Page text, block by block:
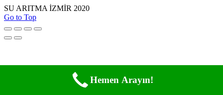
SU ARITMA İZMİR 2020
Go to Top
Hemen Arayın!